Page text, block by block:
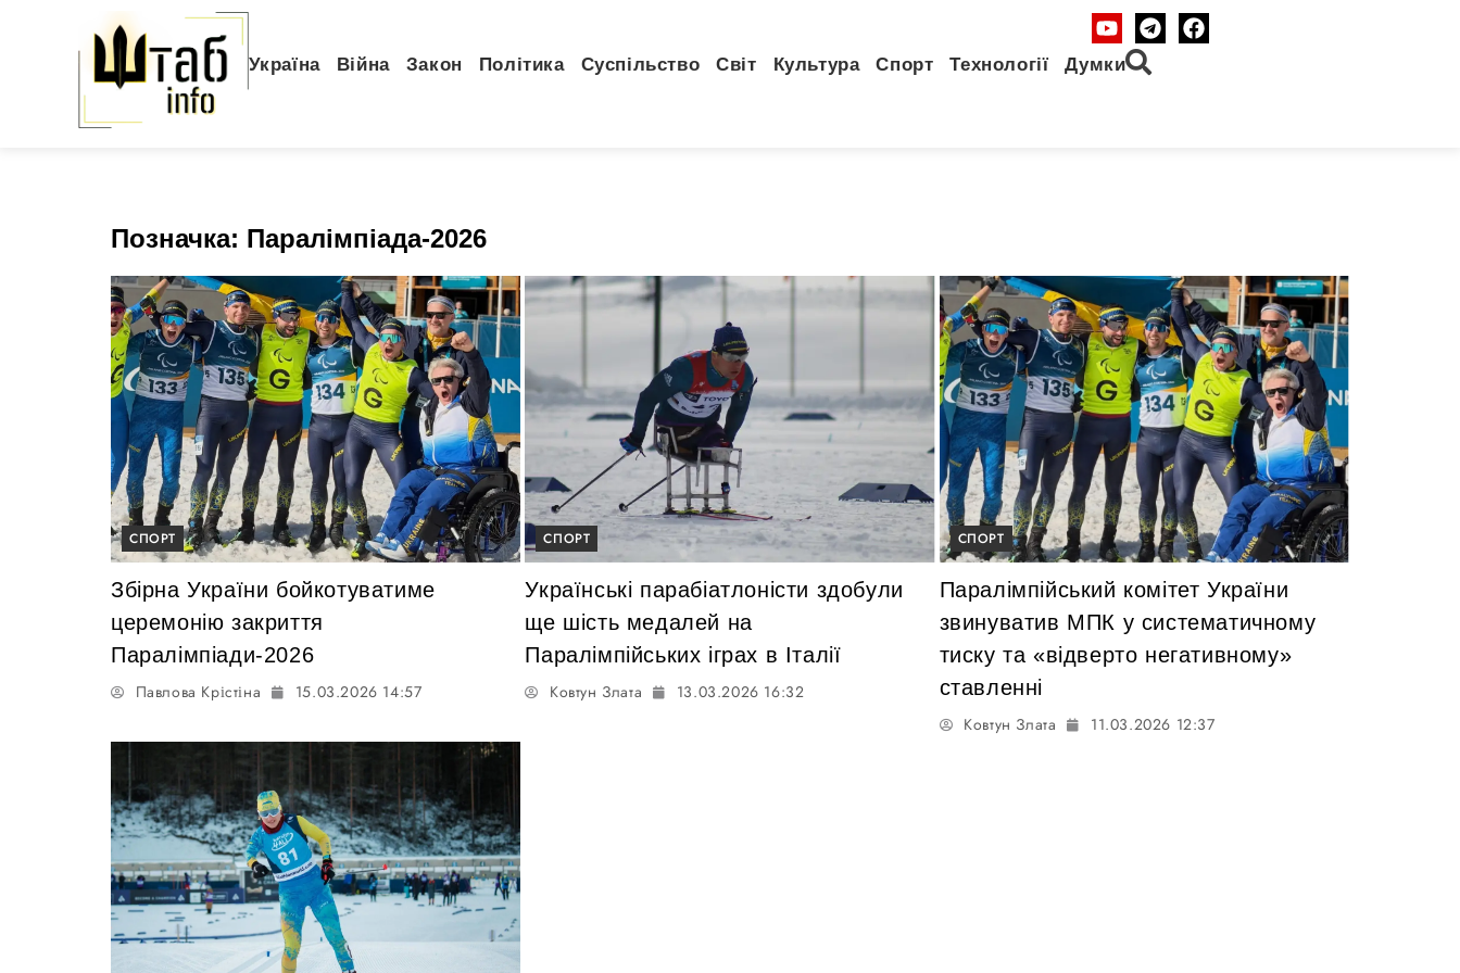
Україна Війна Закон Політика Суспільство Світ Культура Спорт Технології Думки
Позначка: Паралімпіада-2026
СПОРТ
Збірна України бойкотуватиме
церемонію закриття
Паралімпіади-2026
Павлова Крістіна 15.03.2026 14:57
СПОРТ
Українські парабіатлоністи здобули
ще шість медалей на
Паралімпійських іграх в Італії
Ковтун Злата 13.03.2026 16:32
СПОРТ
Паралімпійський комітет України
звинуватив МПК у систематичному
тиску та «відверто негативному»
ставленні
Ковтун Злата 11.03.2026 12:37